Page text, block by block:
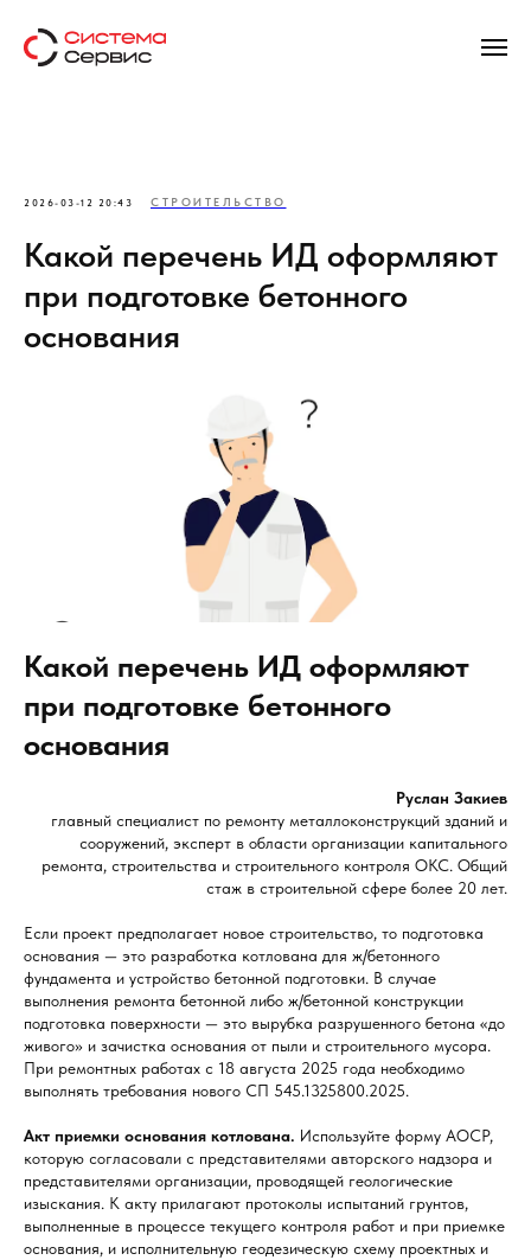
2026-03-12 20:43 СТРОИТЕЛЬСТВО
Какой перечень ИД оформляют
при подготовке бетонного
основания
Какой перечень ИД оформляют
при подготовке бетонного
основания
Руслан Закиев
главный специалист по ремонту металлоконструкций зданий и
сооружений, эксперт в области организации капитального
ремонта, строительства и строительного контроля ОКС. Общий
стаж в строительной сфере более 20 лет.
Если проект предполагает новое строительство, то подготовка
основания — это разработка котлована для ж/бетонного
фундамента и устройство бетонной подготовки. В случае
выполнения ремонта бетонной либо ж/бетонной конструкции
подготовка поверхности — это вырубка разрушенного бетона «до
живого» и зачистка основания от пыли и строительного мусора.
При ремонтных работах с 18 августа 2025 года необходимо
выполнять требования нового СП 545.1325800.2025.
Акт приемки основания котлована. Используйте форму АОСР,
которую согласовали с представителями авторского надзора и
представителями организации, проводящей геологические
изыскания. К акту прилагают протоколы испытаний грунтов,
выполненные в процессе текущего контроля работ и при приемке
основания, и исполнительную геодезическую схему проектных и